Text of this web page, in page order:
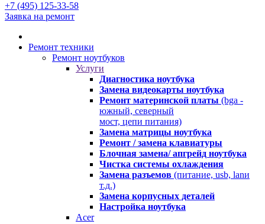
+7 (495) 125-33-58
Заявка на ремонт
Ремонт техники
Ремонт ноутбуков
Услуги
Диагностика ноутбука
Замена видеокарты ноутбука
Ремонт материнской платы (bga -
южный, северный
мост, цепи питания)
Замена матрицы ноутбука
Ремонт / замена клавиатуры
Блочная замена/ апгрейд ноутбука
Чистка системы охлаждения
Замена разъемов (питание, usb, lanи
т.д.)
Замена корпусных деталей
Настройка ноутбука
Acer